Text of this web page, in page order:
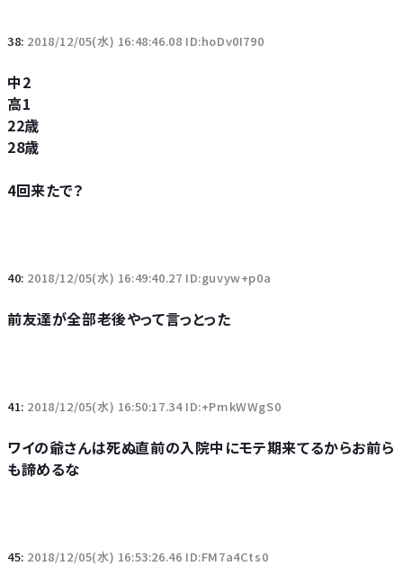
38: 2018/12/05(水) 16:48:46.08 ID:hoDv0I790
中2
高1
22歳
28歳
4回来たで？
40: 2018/12/05(水) 16:49:40.27 ID:guvyw+p0a
前友達が全部老後やって言っとった
41: 2018/12/05(水) 16:50:17.34 ID:+PmkWWgS0
ワイの爺さんは死ぬ直前の入院中にモテ期来てるからお前ら
も諦めるな
45: 2018/12/05(水) 16:53:26.46 ID:FM7a4Cts0